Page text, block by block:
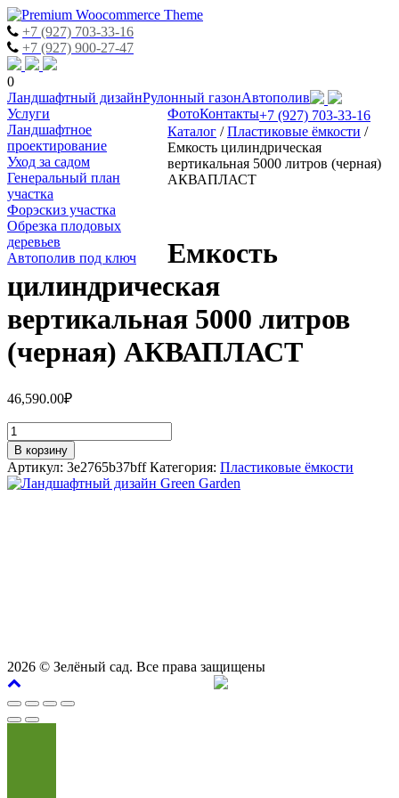
+7 (927) 703-33-16
+7 (927) 900-27-47
0
Skip
to
content
Ландшафтный дизайнРулонный газонАвтополив
Услуги
Ландшафтное
проектирование
Уход за садом
Генеральный план
участка
Форэскиз участка
Обрезка плодовых
деревьев
Автополив под ключ
ФотоКонтакты+7 (927) 703-33-16
Каталог /Пластиковые ёмкости /
Емкость цилиндрическая
вертикальная 5000 литров (черная)
АКВАПЛАСТ
Емкость
цилиндрическая
вертикальная 5000 литров
(черная) АКВАПЛАСТ
46,590.00₽
Количество
Емкость
цилиндрическая
вертикальная
5000
В корзину
Артикул: 3e2765b37bff Категория: Пластиковые ёмкости
2026 © Зелёный сад. Все права защищены